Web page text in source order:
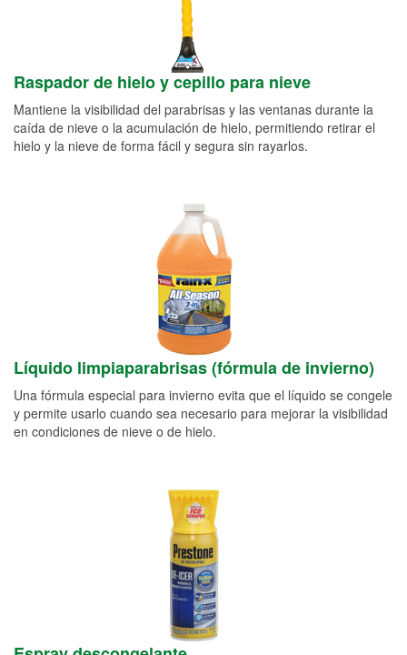
Raspador de hielo y cepillo para nieve
Mantiene la visibilidad del parabrisas y las ventanas durante la
caída de nieve o la acumulación de hielo, permitiendo retirar el
hielo y la nieve de forma fácil y segura sin rayarlos.
Líquido limpiaparabrisas (fórmula de invierno)
Una fórmula especial para invierno evita que el líquido se congele
y permite usarlo cuando sea necesario para mejorar la visibilidad
en condiciones de nieve o de hielo.